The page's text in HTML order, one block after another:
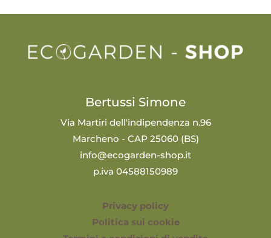
Bertussi Simone
Via Martiri dell'indipendenza n.96
Marcheno - CAP 25060 (BS)
info@ecogarden-shop.it
p.iva 04588150989
Privacy policy
Politica sui cookie